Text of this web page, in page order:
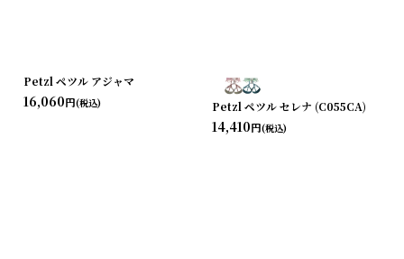
Petzl ペツル アジャマ
16,060円(税込) Petzl ペツル セレナ (C055CA)
14,410円(税込)